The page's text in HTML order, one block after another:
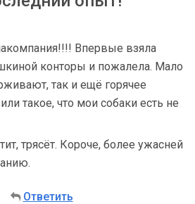
Впервые взяла
конторы и пожалела. Мало
так и ещё горячее
такое, что мои собаки есть не
трясёт. Короче, более ужасней
Ответить